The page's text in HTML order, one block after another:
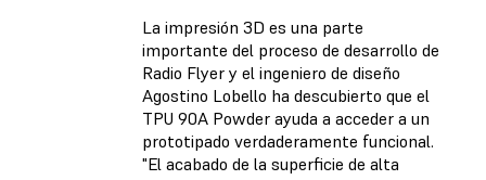
La impresión 3D es una parte
importante del proceso de desarrollo de
Radio Flyer y el ingeniero de diseño
Agostino Lobello ha descubierto que el
TPU 90A Powder ayuda a acceder a un
prototipado verdaderamente funcional.
"El acabado de la superficie de alta